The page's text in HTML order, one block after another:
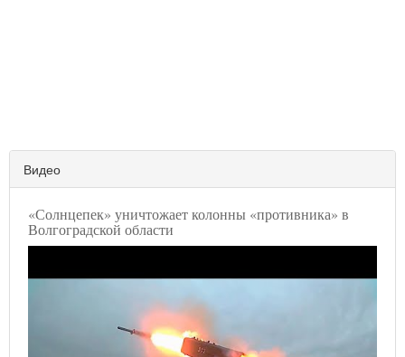
Видео
«Солнцепек» уничтожает колонны «противника» в
Волгоградской области